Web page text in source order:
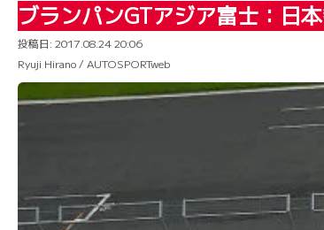
ブランパンGTアジア富士：日
投稿日: 2017.08.24 20:06
Ryuji Hirano / AUTOSPORTweb